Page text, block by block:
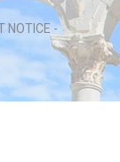
NOTICE -